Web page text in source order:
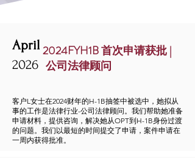
April
2026
2024FYH1B 首次申请获批 |
公司法律顾问
客户L女士在2024财年的H-1B抽签中被选中，她拟从
事的工作是法律行业-公司法律顾问。我们帮助她准备
申请材料，提供咨询，解决她从OPT到H-1B身份过渡
的问题。我们以最短的时间提交了申请，案件申请在
一周内获得批准。